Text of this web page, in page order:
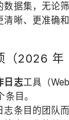
据集，无论
清晰、更准确
（2026 年
日志工具（
目。
条目的团队而